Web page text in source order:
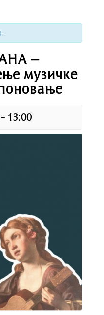
–
музичке
13:00